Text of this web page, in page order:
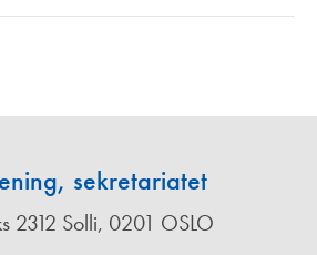
sekretariatet
2312 Solli, 0201 OSLO